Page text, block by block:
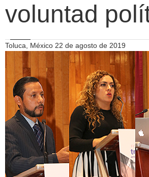
voluntad
Toluca, México 22 de agosto de 2019